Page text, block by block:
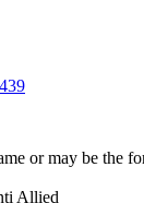
or may be the
Allied